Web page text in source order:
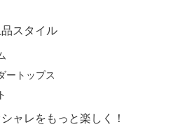
スタイル
ートップス
ャレをもっと楽しく！